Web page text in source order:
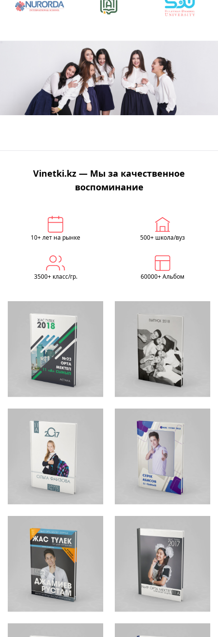
Vinetki.kz — Мы за качественное
воспоминание
10+ лет на рынке 500+ школа/вуз
3500+ класс/гр. 60000+ Альбом